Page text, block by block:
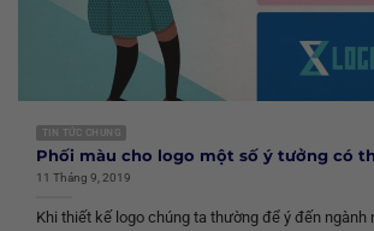
TIN TỨC CHUNG
Phối màu cho logo một số ý tưởng có
11 Tháng 9, 2019
Khi thiết kế logo chúng ta thường để ý đến ngành